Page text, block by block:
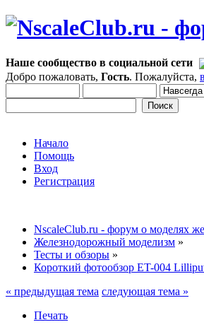
Наше сообщество в социальной сети
Добро пожаловать, Гость. Пожалуйста,
Начало
Помощь
Вход
Регистрация
NscaleClub.ru - форум о моделях
Железнодорожный моделизм »
Тесты и обзоры »
Короткий фотообзор ET-004
« предыдущая тема следующая тема »
Печать